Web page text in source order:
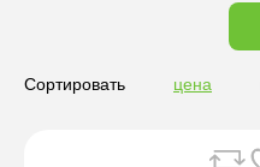
Сортировать цена